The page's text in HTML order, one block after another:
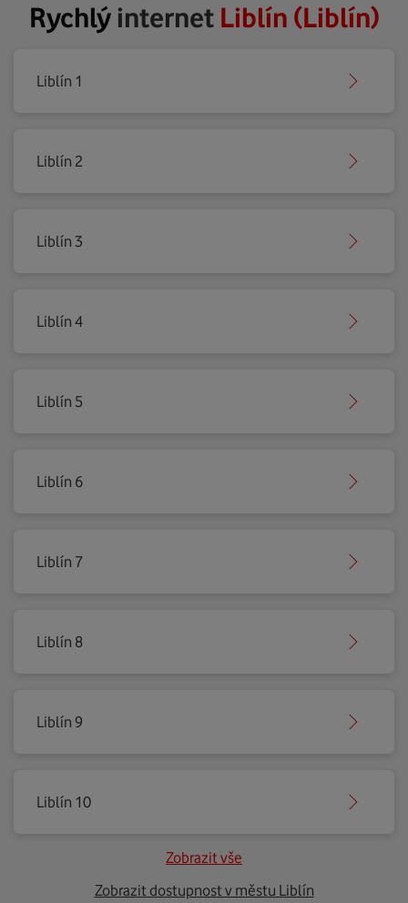
Rychlýinternet Liblín (Liblín)
Liblín 1
Liblín 2
Liblín 3
Liblín 4
Liblín 5
Liblín 6
Liblín 7
Liblín 8
Liblín 9
Liblín 10
Zobrazit vše
Zobrazit dostupnost v městu Liblín